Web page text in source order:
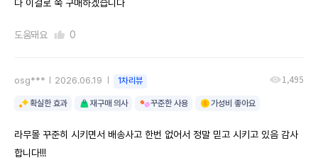
다 이걸로 쭉 구매하겠습니다
도움돼요 0
osg*** 2026.06.19 1차리뷰 1,495
확실한 효과 재구매 의사 꾸준한 사용 가성비 좋아요
라무몰 꾸준히 시키면서 배송사고 한번 없어서 정말 믿고 시키고 있음 감사
합니다!!!